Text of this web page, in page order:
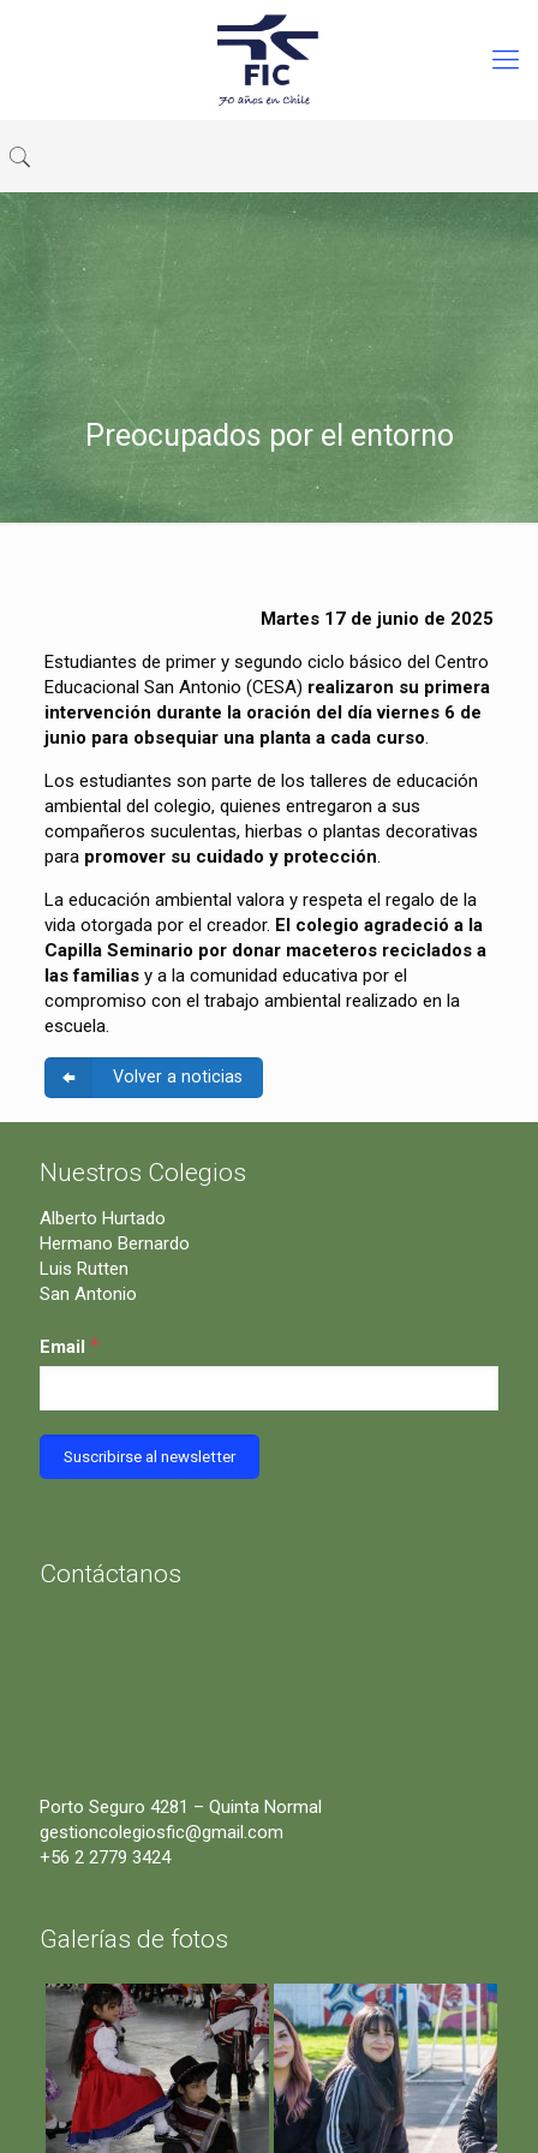
Preocupados por el entorno
Martes 17 de junio de 2025
Estudiantes de primer y segundo ciclo básico del Centro
Educacional San Antonio (CESA) realizaron su primera
intervención durante la oración del día viernes 6 de
junio para obsequiar una planta a cada curso.
Los estudiantes son parte de los talleres de educación
ambiental del colegio, quienes entregaron a sus
compañeros suculentas, hierbas o plantas decorativas
para promover su cuidado y protección.
La educación ambiental valora y respeta el regalo de la
vida otorgada por el creador. El colegio agradeció a la
Capilla Seminario por donar maceteros reciclados a
las familiasy a la comunidad educativa por el
compromiso con el trabajo ambiental realizado en la
escuela.
Volver a noticias
Nuestros Colegios
Alberto Hurtado
Hermano Bernardo
Luis Rutten
San Antonio
Email *
Contáctanos
Porto Seguro 4281 – Quinta Normal
gestioncolegiosfic@gmail.com
+56 2 2779 3424
Galerías de fotos